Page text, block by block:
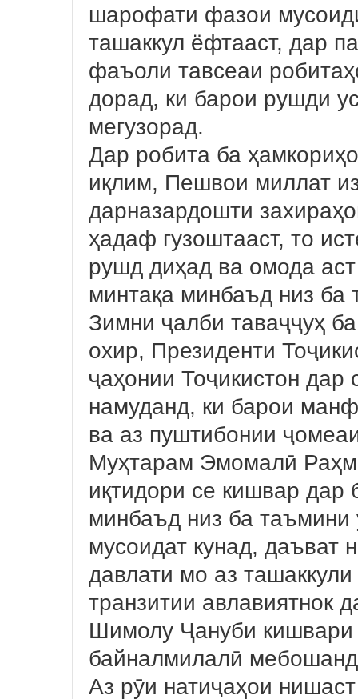
шарофати фазои
ташаккул ёфтааст, дар
фаъоли тавсеаи
дорад, ки барои рушди
мегузорад.
Дар робита ба
иқлим, Пешвои миллат
дарназардошти
ҳадаф гузоштааст, то
рушд диҳад ва омода
минтақа минбаъд низ
Зимни ҷалби таваҷҷуҳ
охир, Президенти
ҷаҳонии Тоҷикистон
намуданд, ки барои
ва аз пуштибонии
Муҳтарам Эмомалӣ
иқтидори се кишвар дар
минбаъд низ ба таъмини
мусоидат кунад,
давлати мо аз
транзитии авлавиятнок
Шимолу Ҷануби
байналмилалӣ
Аз рӯи натиҷаҳои